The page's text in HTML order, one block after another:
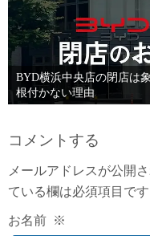
BYD横浜中央店の閉店は
根付かない理由
コメントする
メールアドレスが公開
ている欄は必須項目です
お名前 ※